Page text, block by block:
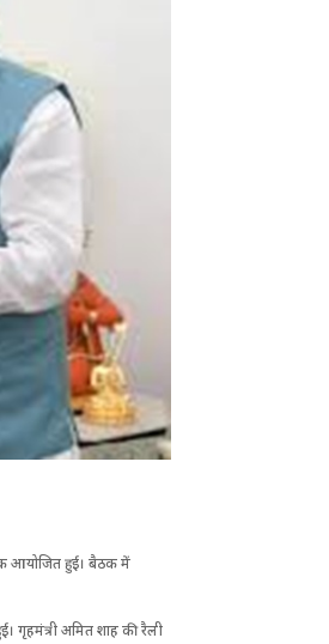
आयोजित हुई। बैठक में
गृहमंत्री अमित शाह की रैली